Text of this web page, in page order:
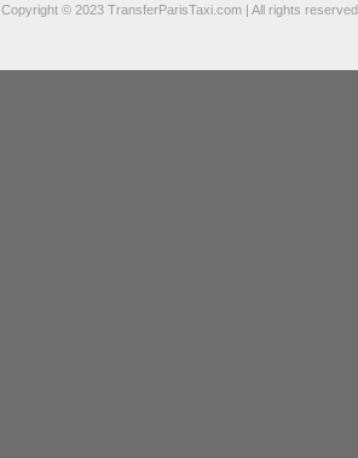
Copyright © 2023 TransferParisTaxi.com | All rights reserved